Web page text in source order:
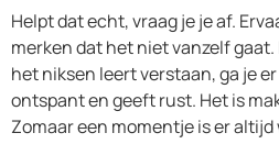
Helpt dat echt, vraag je je af.
merken dat het niet vanzelf gaat.
het niksen leert verstaan, ga je
ontspant en geeft rust. Het is
Zomaar een momentje is er altijd